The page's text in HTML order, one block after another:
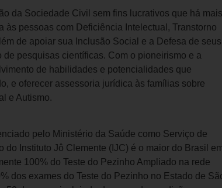
da Sociedade Civil sem fins lucrativos que há mais
pessoas com Deficiência Intelectual, Transtorno
de apoiar sua Inclusão Social e a Defesa de seus
pesquisas científicas. Com o pioneirismo e a
de habilidades e potencialidades que
e oferecer assessoria jurídica às famílias sobre
e Autismo.
pelo Ministério da Saúde como Serviço de
do Instituto Jô Clemente (IJC) é o maior do Brasil
100% do Teste do Pezinho Ampliado na rede
dos exames do Teste do Pezinho no Estado de